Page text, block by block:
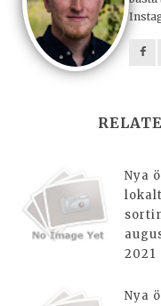
Nya
lokalt
2021
Nya